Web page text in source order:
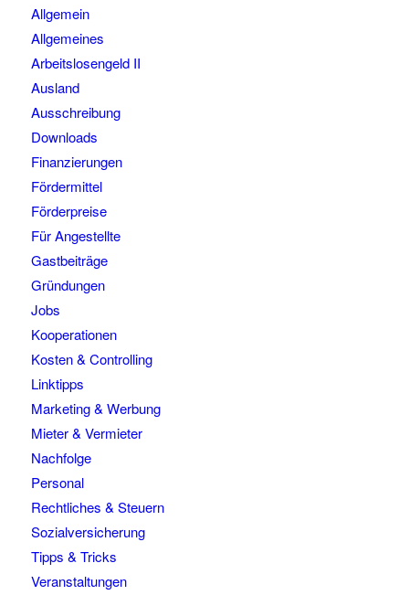
Allgemein
Allgemeines
Arbeitslosengeld II
Ausland
Ausschreibung
Downloads
Finanzierungen
Fördermittel
Förderpreise
Für Angestellte
Gastbeiträge
Gründungen
Jobs
Kooperationen
Kosten & Controlling
Linktipps
Marketing & Werbung
Mieter & Vermieter
Nachfolge
Personal
Rechtliches & Steuern
Sozialversicherung
Tipps & Tricks
Veranstaltungen